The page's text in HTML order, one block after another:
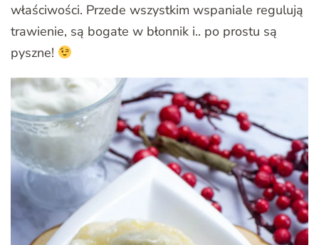
właściwości. Przede wszystkim wspaniale regulują
trawienie, są bogate w błonnik i.. po prostu są
pyszne!